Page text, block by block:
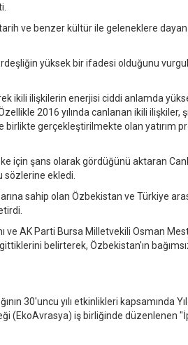
ve benzer kültür ile geleneklere
yüksek bir ifadesi olduğunu
ikili ilişkilerin enerjisi ciddi anlamda
2016 yılında canlanan ikili ilişkiler,
gerçekleştirilmekte olan yatırım
için şans olarak gördüğünü aktaran
sözlerine ekledi.
sahip olan Özbekistan ve Türkiye
AK Parti Bursa Milletvekili Osman
belirterek, Özbekistan'ın
30'uncu yılı etkinlikleri kapsamında
(EkoAvrasya) iş birliğinde düzenlenen